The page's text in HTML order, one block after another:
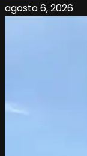
agosto 6, 2026